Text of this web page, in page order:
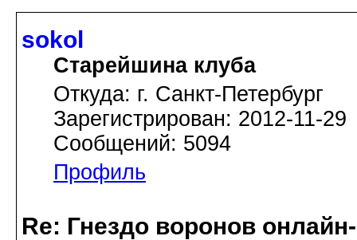
sokol
Старейшина клуба
Откуда: г. Санкт-Петербург
Зарегистрирован: 2012-11-29
Сообщений: 5094
Профиль
Re: Гнездо воронов